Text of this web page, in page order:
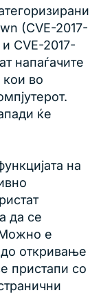
(CVE-2017-
CVE-2017-
напаѓачите
кои во
ќе
на
да се
е
откривање
пристапи со